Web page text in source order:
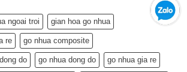
Nhà
Tuổi
Về
Không
Chỉ
Tuổi
Về
Hưu:
Đẹp
Nhà,
Khỏe
ngoai troi gian hoa go nhua
re go nhua composite
do go nhua dong do go nhua gia re